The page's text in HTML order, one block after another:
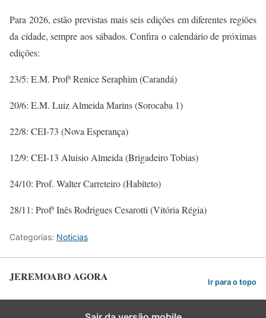
Para 2026, estão previstas mais seis edições em diferentes regiões
da cidade, sempre aos sábados. Confira o calendário de próximas
edições:
23/5: E.M. Profª Renice Seraphim (Carandá)
20/6: E.M. Luiz Almeida Marins (Sorocaba 1)
22/8: CEI-73 (Nova Esperança)
12/9: CEI-13 Aluisio Almeida (Brigadeiro Tobias)
24/10: Prof. Walter Carreteiro (Habiteto)
28/11: Profª Inês Rodrigues Cesarotti (Vitória Régia)
Categorias: Noticias
JEREMOABO AGORA Ir para o topo